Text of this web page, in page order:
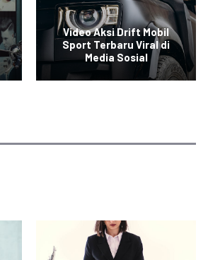
Video Aksi Drift Mobil
Sport Terbaru Viral di
Media Sosial